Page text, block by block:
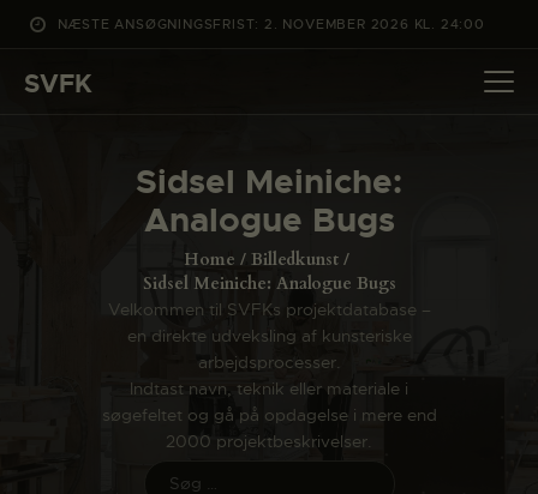
NÆSTE ANSØGNINGSFRIST: 2. NOVEMBER 2026 KL. 24:00
SVFK
Sidsel Meiniche:
Analogue Bugs
Home
Billedkunst
Sidsel Meiniche: Analogue Bugs
Velkommen til SVFKs projektdatabase –
en direkte udveksling af kunsteriske
arbejdsprocesser.
Indtast navn, teknik eller materiale i
søgefeltet og gå på opdagelse i mere end
2000 projektbeskrivelser.
DET SKER
PROJEKTER
ANSØG
OM SVFK
ENGLISH